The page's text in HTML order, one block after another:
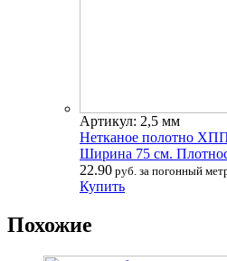
Артикул: 2,5 мм
Нетканое полотно
Ширина 75 см.
22.90 руб. за погонный
Купить
Похожие